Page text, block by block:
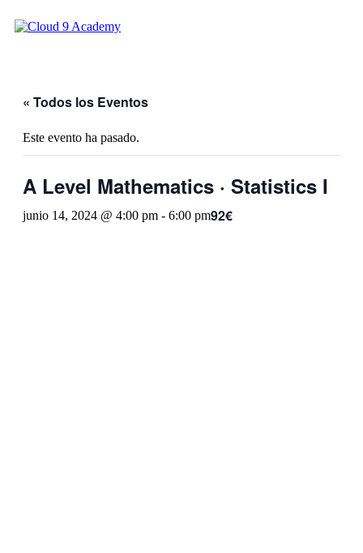
« Todos los Eventos
Este evento ha pasado.
A Level Mathematics · Statistics I
junio 14, 2024 @ 4:00 pm - 6:00 pm92€